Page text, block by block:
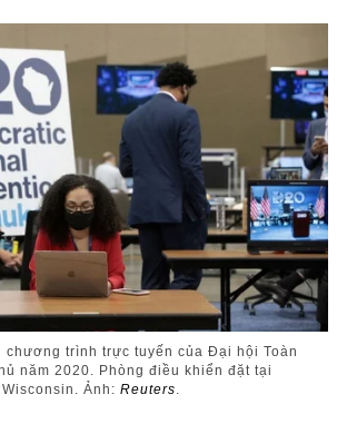
chương trình trực tuyến của Đại hội Toàn
năm 2020. Phòng điều khiển đặt tại
Wisconsin. Ảnh:Reuters.